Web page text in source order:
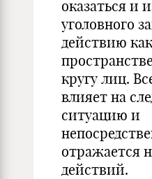
оказаться и
уголовного
действию
кругу лиц.
влияет на
ситуацию и
отражается
действий.